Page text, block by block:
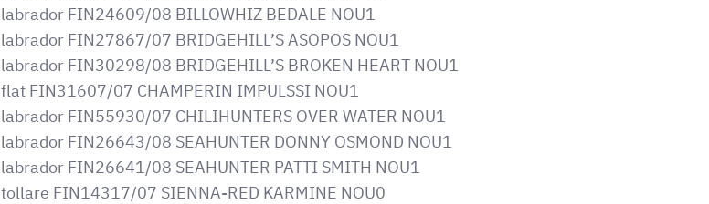
labrador FIN24609/08 BILLOWHIZ BEDALE NOU1
labrador FIN27867/07 BRIDGEHILL’S ASOPOS NOU1
labrador FIN30298/08 BRIDGEHILL’S BROKEN HEART NOU1
flat FIN31607/07 CHAMPERIN IMPULSSI NOU1
labrador FIN55930/07 CHILIHUNTERS OVER WATER NOU1
labrador FIN26643/08 SEAHUNTER DONNY OSMOND NOU1
labrador FIN26641/08 SEAHUNTER PATTI SMITH NOU1
tollare FIN14317/07 SIENNA-RED KARMINE NOU0